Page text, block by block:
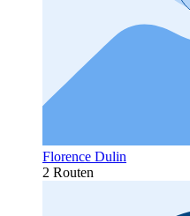
Florence Dulin
2 Routen